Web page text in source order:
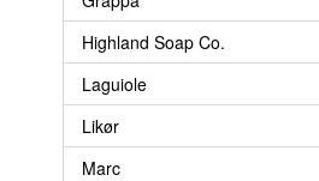
Highland Soap Co.
Laguiole
Likør
Marc